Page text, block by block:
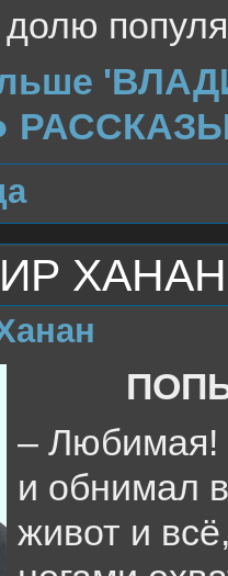
– Любимая!
и обнимал
живот и